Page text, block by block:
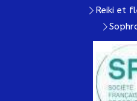
Reiki et